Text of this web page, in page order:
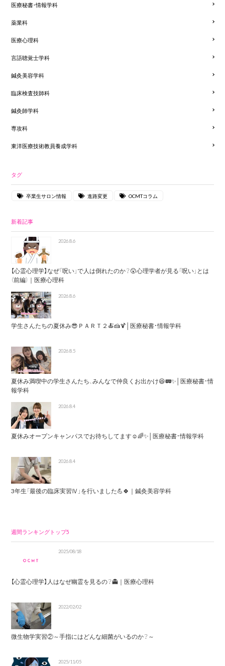
医療秘書・情報学科
薬業科
医療心理科
言語聴覚士学科
鍼灸美容学科
臨床検査技師科
鍼灸師学科
専攻科
東洋医療技術教員養成学科
タグ
卒業生サロン情報 進路変更 OCMTコラム
新着記事
2026.8.6
【心霊心理学】なぜ「呪い」で人は倒れたのか？😲心理学者が見る「呪い」とは
（前編）｜医療心理科
2026.8.6
学生さんたちの夏休み😎ＰＡＲＴ２🍝🍰🍹│医療秘書・情報学科
2026.8.5
夏休み満喫中の学生さんたち、みんなで仲良くお出かけ😆🚃✨│医療秘書・情
報学科
2026.8.4
夏休みオープンキャンパスでお待ちしてます☺️🌈✨│医療秘書・情報学科
2026.8.4
3年生「最後の臨床実習Ⅳ」を行いました💪🍀｜鍼灸美容学科
週間ランキングトップ5
2025/08/18
【心霊心理学】人はなぜ幽霊を見るの？👻｜医療心理科
2022/02/02
微生物学実習②～手指にはどんな細菌がいるのか？～
2025/11/05